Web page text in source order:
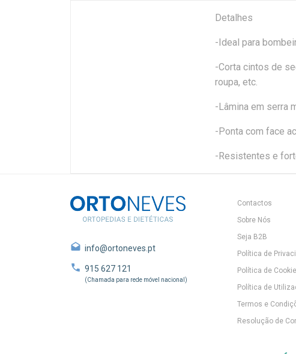
Detalhes
-Ideal para
-Corta cintos de
roupa, etc.
-Lâmina em serra
-Ponta com face
-Resistentes e
info@ortoneves.pt
915 627 121
(Chamada para rede móvel nacional)
Contactos
Sobre Nós
Seja B2B
Política de
Política de
Política de
Termos e
Resolução de